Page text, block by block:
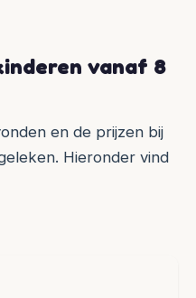
vanaf 8
en de prijzen bij
Hieronder vind